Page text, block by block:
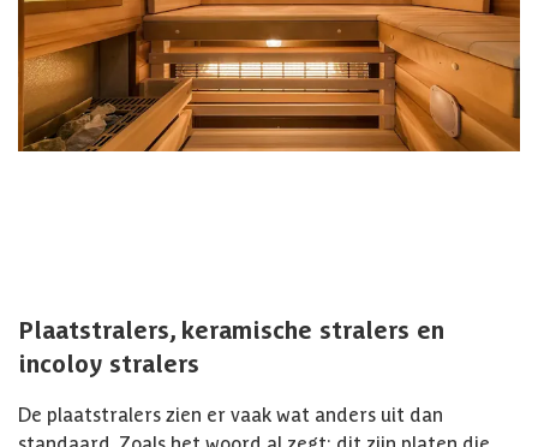
Plaatstralers, keramische stralers en
incoloy stralers
De plaatstralers zien er vaak wat anders uit dan
standaard. Zoals het woord al zegt: dit zijn platen die